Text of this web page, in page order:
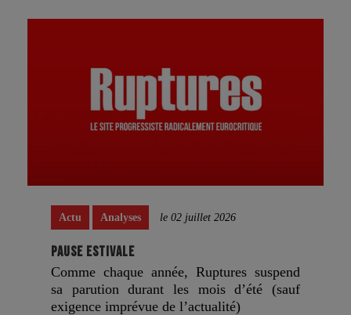
Actu Analyses le 02 juillet 2026
PAUSE ESTIVALE
Comme chaque année, Ruptures suspend
sa parution durant les mois d’été (sauf
exigence imprévue de l’actualité)